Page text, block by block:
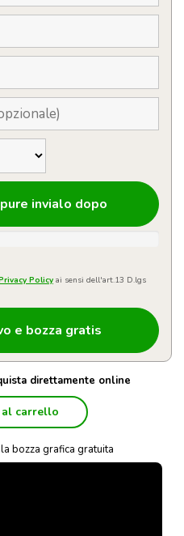
invialo dopo
Policy ai sensi dell'art.13 D.lgs
direttamente online
carrello
bozza grafica gratuita